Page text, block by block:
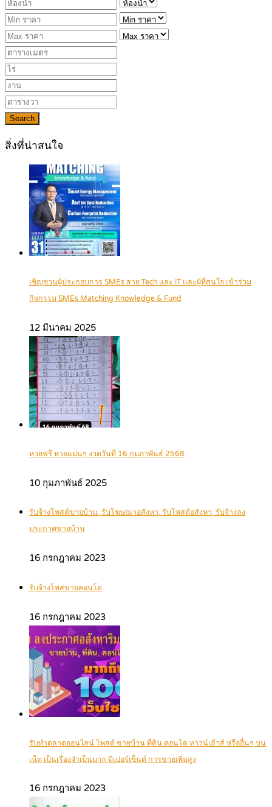
Search
สิ่งที่น่าสนใจ
เชิญชวนผู้ประกอบการ SMEs สาย Tech และ IT และผู้ที่สนใจ เข้าร่วม
กิจกรรม SMEs Matching Knowledge & Fund
12 มีนาคม 2025
หวยฟรี หวยแม่นๆ งวดวันที่ 16 กุมภาพันธ์ 2568
10 กุมภาพันธ์ 2025
รับจ้างโพสต์ขายบ้าน, รับโฆษณาอสังหา, รับโพสต์อสังหา, รับจ้างลง
ประกาศขายบ้าน
16 กรกฎาคม 2023
รับจ้างโพสขายคอนโด
16 กรกฎาคม 2023
รับทำตลาดออนไลน์ โพสต์ ขายบ้าน ที่ดิน คอนโด ทาวน์เฮ้าส์ หรืออื่นๆ บน
เน็ต เป็นเรื่องจำเป็นมาก มีเปอร์เซ็นต์ การขายเพิ่มสูง
16 กรกฎาคม 2023